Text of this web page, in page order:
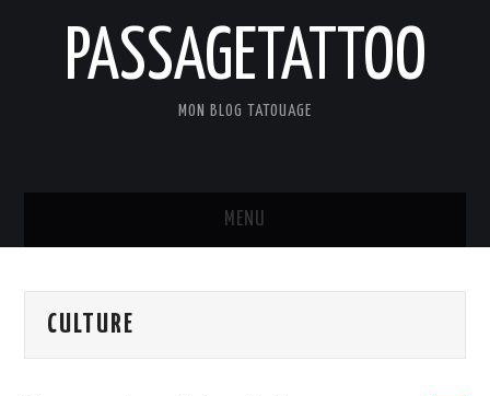
PASSAGETATTOO
MON BLOG TATOUAGE
MENU
BLOG
CULTURE